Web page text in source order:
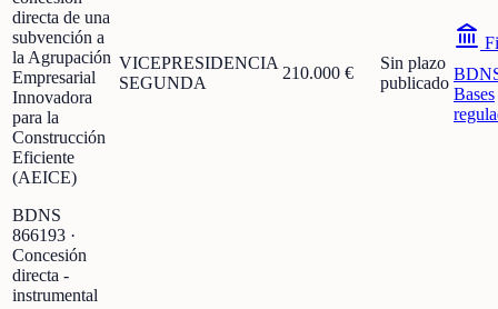
directa de una
subvención a
la Agrupación
Empresarial
Innovadora
para la
Construcción
Eficiente
(AEICE)
BDNS
866193 ·
Concesión
directa -
instrumental
VICEPRESIDENCIA
SEGUNDA
210.000 €
Sin plazo
publicado
Bases